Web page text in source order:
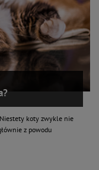
koty zwykle nie
z powodu